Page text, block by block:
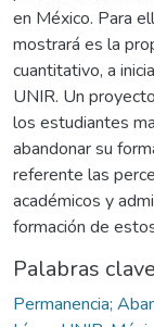
en México. Para
mostrará es la
cuantitativo, a
UNIR. Un
los estudiantes
abandonar su
referente las
académicos y
formación de
Palabras clave
Permanencia;